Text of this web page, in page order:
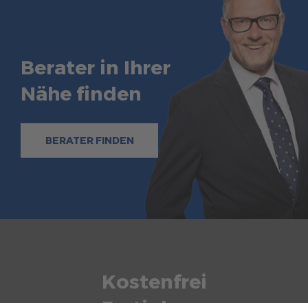
Berater in Ihrer
Nähe finden
BERATER FINDEN
Kostenfrei